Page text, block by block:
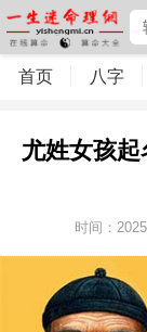
首页 八字
尤姓女孩
时间：